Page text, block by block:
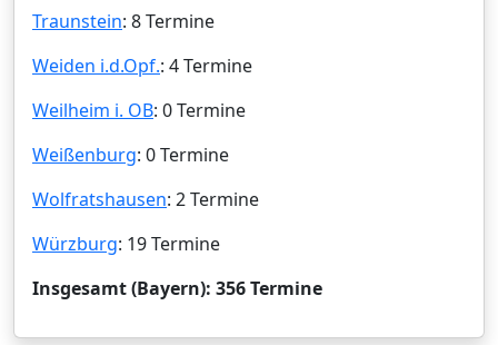
Traunstein: 8 Termine
Weiden i.d.Opf.: 4 Termine
Weilheim i. OB: 0 Termine
Weißenburg: 0 Termine
Wolfratshausen: 2 Termine
Würzburg: 19 Termine
Insgesamt (Bayern): 356 Termine